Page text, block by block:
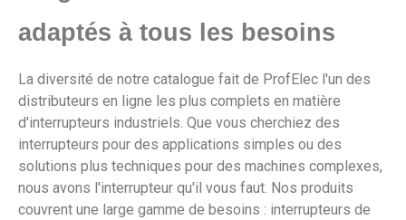
adaptés à tous les besoins
La diversité de notre catalogue fait de ProfElec l'un des
distributeurs en ligne les plus complets en matière
d'interrupteurs industriels. Que vous cherchiez des
interrupteurs pour des applications simples ou des
solutions plus techniques pour des machines complexes,
nous avons l'interrupteur qu'il vous faut. Nos produits
couvrent une large gamme de besoins : interrupteurs de